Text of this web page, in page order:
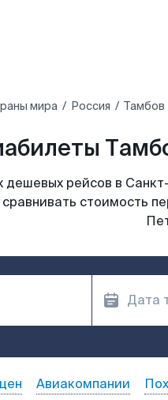
мира Россия Тамбов
дешевых рейсов в
стоимость
Авиакомпании